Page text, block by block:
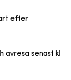
efter
avresa senast kl